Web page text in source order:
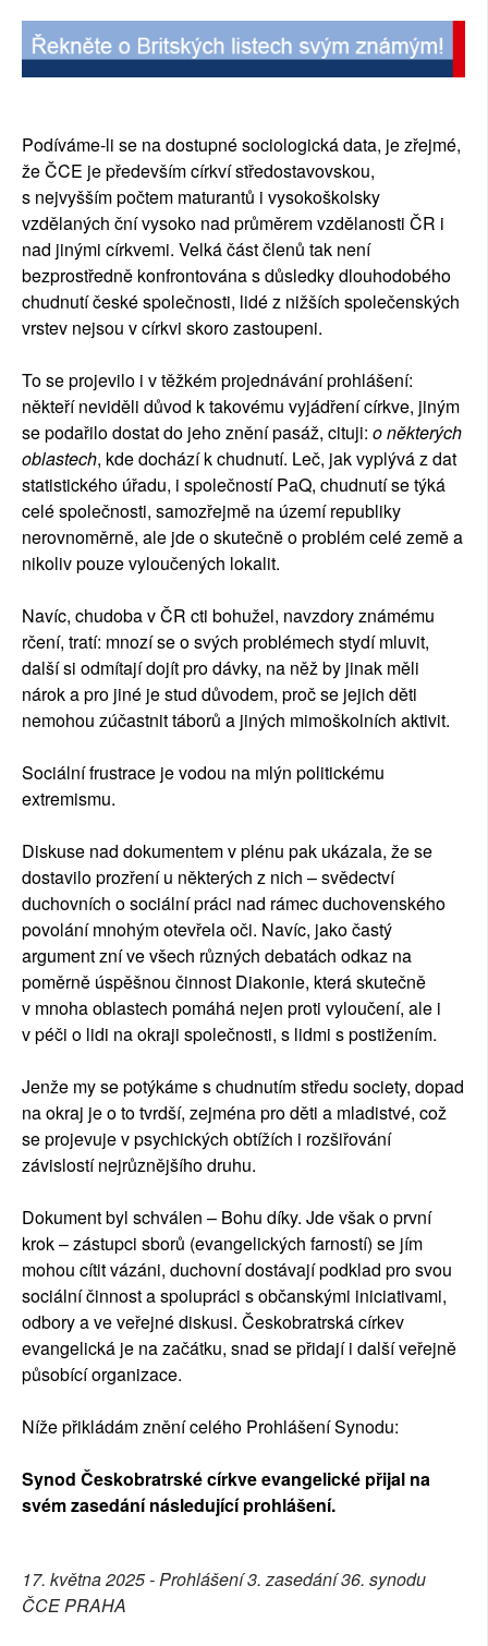
Podíváme-li se na dostupné sociologická data, je zřejmé,
že ČCE je především církví středostavovskou,
s nejvyšším počtem maturantů i vysokoškolsky
vzdělaných ční vysoko nad průměrem vzdělanosti ČR i
nad jinými církvemi. Velká část členů tak není
bezprostředně konfrontována s důsledky dlouhodobého
chudnutí české společnosti, lidé z nižších společenských
vrstev nejsou v církvi skoro zastoupeni.
To se projevilo i v těžkém projednávání prohlášení:
někteří neviděli důvod k takovému vyjádření církve, jiným
se podařilo dostat do jeho znění pasáž, cituji: o některých
oblastech, kde dochází k chudnutí. Leč, jak vyplývá z dat
statistického úřadu, i společností PaQ, chudnutí se týká
celé společnosti, samozřejmě na území republiky
nerovnoměrně, ale jde o skutečně o problém celé země a
nikoliv pouze vyloučených lokalit.
Navíc, chudoba v ČR cti bohužel, navzdory známému
rčení, tratí: mnozí se o svých problémech stydí mluvit,
další si odmítají dojít pro dávky, na něž by jinak měli
nárok a pro jiné je stud důvodem, proč se jejich děti
nemohou zúčastnit táborů a jiných mimoškolních aktivit.
Sociální frustrace je vodou na mlýn politickému
extremismu.
Diskuse nad dokumentem v plénu pak ukázala, že se
dostavilo prozření u některých z nich – svědectví
duchovních o sociální práci nad rámec duchovenského
povolání mnohým otevřela oči. Navíc, jako častý
argument zní ve všech různých debatách odkaz na
poměrně úspěšnou činnost Diakonie, která skutečně
v mnoha oblastech pomáhá nejen proti vyloučení, ale i
v péči o lidi na okraji společnosti, s lidmi s postižením.
Jenže my se potýkáme s chudnutím středu society, dopad
na okraj je o to tvrdší, zejména pro děti a mladistvé, což
se projevuje v psychických obtížích i rozšiřování
závislostí nejrůznějšího druhu.
Dokument byl schválen – Bohu díky. Jde však o první
krok – zástupci sborů (evangelických farností) se jím
mohou cítit vázáni, duchovní dostávají podklad pro svou
sociální činnost a spolupráci s občanskými iniciativami,
odbory a ve veřejné diskusi. Českobratrská církev
evangelická je na začátku, snad se přidají i další veřejně
působící organizace.
Níže přikládám znění celého Prohlášení Synodu:
Synod Českobratrské církve evangelické přijal na
svém zasedání následující prohlášení.
17. května 2025 -Prohlášení 3. zasedání 36. synodu
ČCE PRAHA